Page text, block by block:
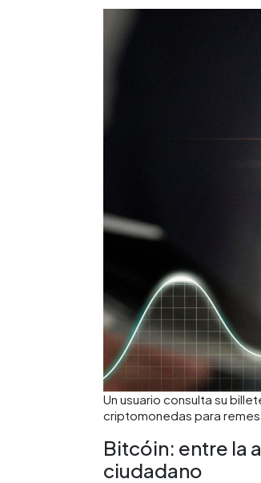
Un usuario consulta su
criptomonedas para
Bitcóin: entre la
ciudadano